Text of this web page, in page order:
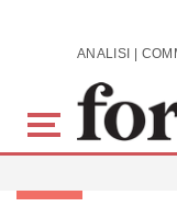
Skip to main